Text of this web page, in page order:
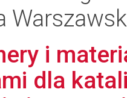
i
dla